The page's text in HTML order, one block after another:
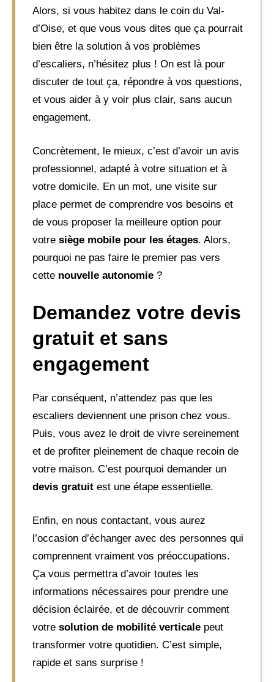
Alors, si vous habitez dans le coin du Val-
d’Oise, et que vous vous dites que ça pourrait
bien être la solution à vos problèmes
d’escaliers, n’hésitez plus ! On est là pour
discuter de tout ça, répondre à vos questions,
et vous aider à y voir plus clair, sans aucun
engagement.
Concrètement, le mieux, c’est d’avoir un avis
professionnel, adapté à votre situation et à
votre domicile. En un mot, une visite sur
place permet de comprendre vos besoins et
de vous proposer la meilleure option pour
votre siège mobile pour les étages. Alors,
pourquoi ne pas faire le premier pas vers
cette nouvelle autonomie ?
Demandez votre devis
gratuit et sans
engagement
Par conséquent, n’attendez pas que les
escaliers deviennent une prison chez vous.
Puis, vous avez le droit de vivre sereinement
et de profiter pleinement de chaque recoin de
votre maison. C’est pourquoi demander un
devis gratuit est une étape essentielle.
Enfin, en nous contactant, vous aurez
l’occasion d’échanger avec des personnes qui
comprennent vraiment vos préoccupations.
Ça vous permettra d’avoir toutes les
informations nécessaires pour prendre une
décision éclairée, et de découvrir comment
votre solution de mobilité verticale peut
transformer votre quotidien. C’est simple,
rapide et sans surprise !